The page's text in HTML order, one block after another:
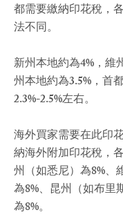
都需要繳納印花稅，
法不同。
新州本地約為4%， 維
州本地約為3.5%，首
2.3%-2.5%左右。
海外買家需要在此印
納海外附加印花稅，
州（如悉尼）為8%、
為8%、昆州（如布里
為8%。